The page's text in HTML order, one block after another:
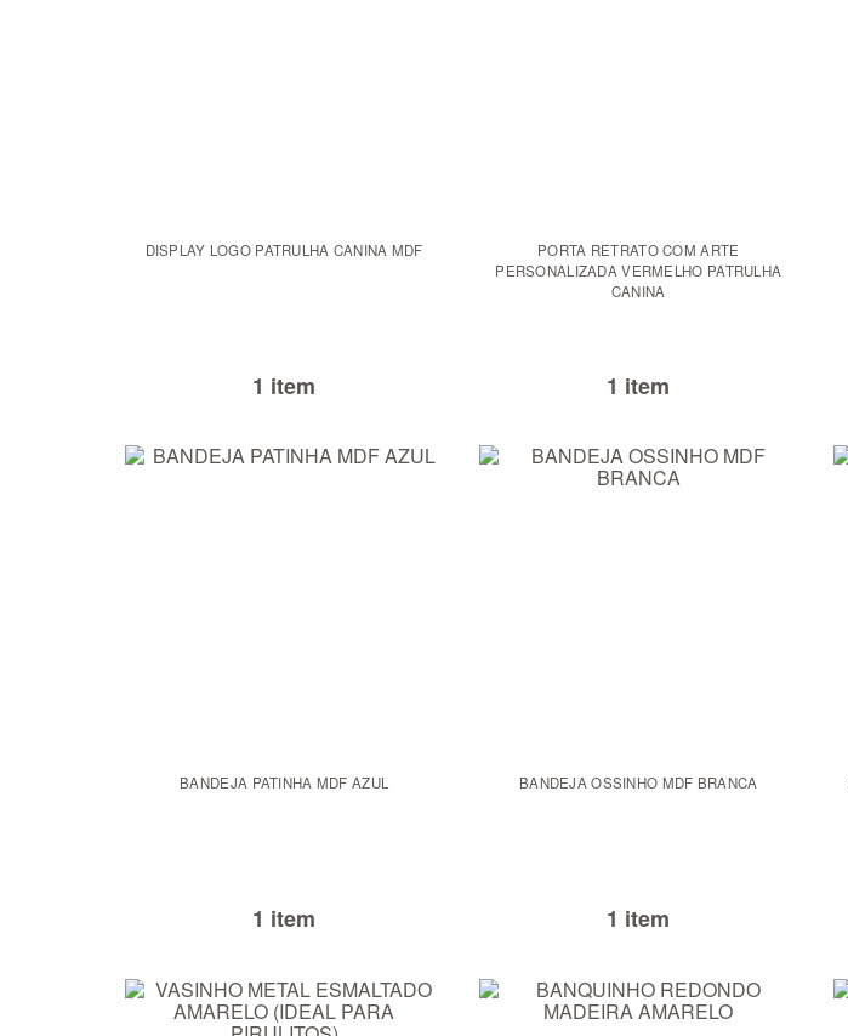
DISPLAY LOGO PATRULHA CANINA MDF
1 item
PORTA RETRATO COM ARTE
PERSONALIZADA VERMELHO PATRULHA
CANINA
1 item
BANDEJA PATINHA MDF AZUL
1 item
BANDEJA OSSINHO MDF BRANCA
1 item